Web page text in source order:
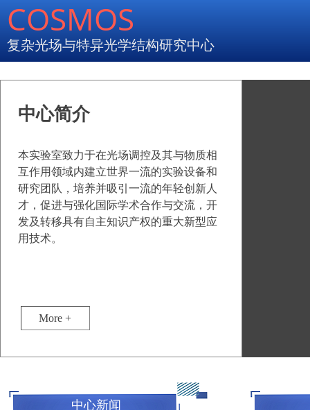
COSMOS
复杂光场与特异光学结构研究中心
中心简介
本实验室致力于在光场调控及其与物质相
互作用领域内建立世界一流的实验设备和
研究团队，培养并吸引一流的年轻创新人
才，促进与强化国际学术合作与交流，开
发及转移具有自主知识产权的重大新型应
用技术。
More +
中心新闻